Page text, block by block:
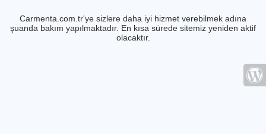
Carmenta.com.tr'ye sizlere daha iyi hizmet verebilmek adına
şuanda bakım yapılmaktadır. En kısa sürede sitemiz yeniden aktif
olacaktır.